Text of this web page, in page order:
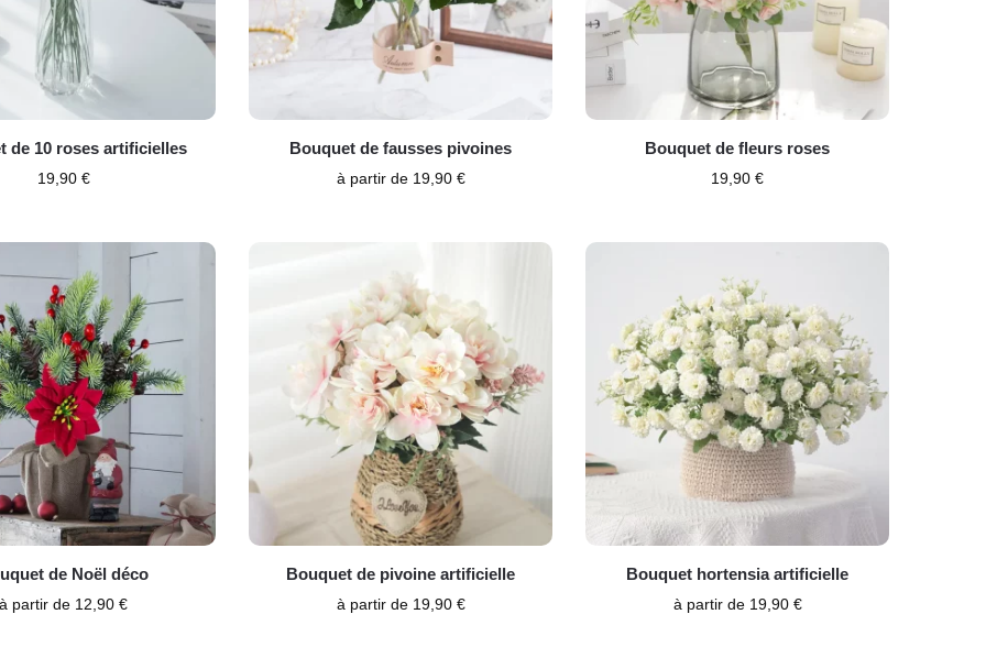
de 10 roses artificielles
19,90 €
Bouquet de fausses pivoines
à partir de 19,90 €
Bouquet de fleurs roses
19,90€
de Noël déco
à partir de 12,90€
Bouquet de pivoine artificielle
à partir de 19,90 €
Bouquet hortensia artificielle
à partir de 19,90 €